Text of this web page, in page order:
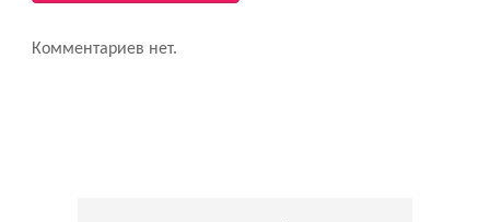
Комментариев нет.